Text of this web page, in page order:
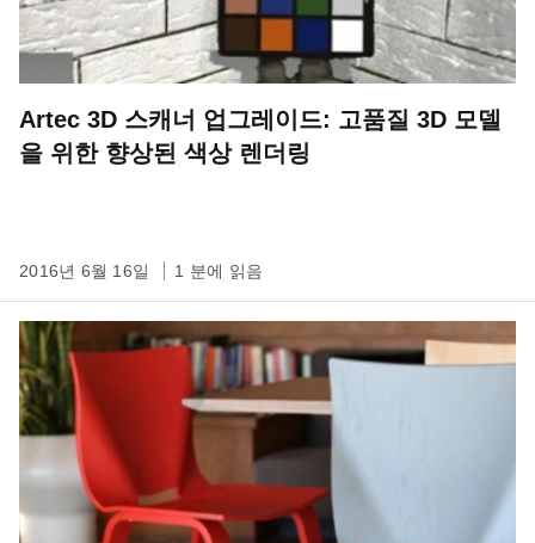
Artec 3D 스캐너 업그레이드: 고품질 3D 모델
을 위한 향상된 색상 렌더링
2016년 6월 16일 1 분에 읽음